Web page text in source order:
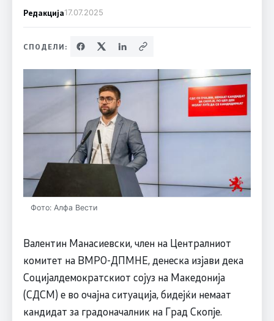
Редакција17.07.2025
СПОДЕЛИ:
Фото: Алфа Вести
Валентин Манасиевски, член на Централниот
комитет на ВМРО-ДПМНЕ, денеска изјави дека
Социјалдемократскиот сојуз на Македонија
(СДСМ) е во очајна ситуација, бидејќи немаат
кандидат за градоначалник на Град Скопје.